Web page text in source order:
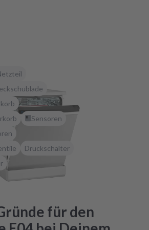
Sensoren
Druckschalter
für den